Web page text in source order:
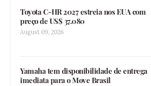
Toyota C-HR 2027 estreia nos EUA com
preço de US$ 37.080
August 09, 2026
Yamaha tem disponibilidade de entrega
imediata para o Move Brasil